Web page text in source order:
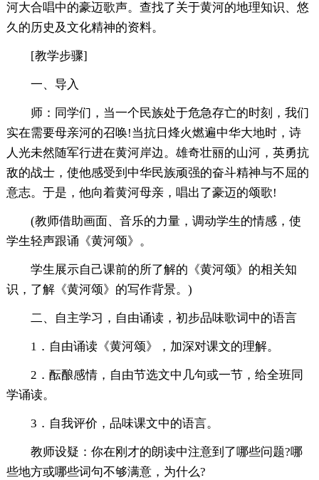
河大合唱中的豪迈歌声。查找了关于黄河的地理知识、悠
久的历史及文化精神的资料。
[教学步骤]
一、导入
师：同学们，当一个民族处于危急存亡的时刻，我们
实在需要母亲河的召唤!当抗日烽火燃遍中华大地时，诗
人光未然随军行进在黄河岸边。雄奇壮丽的山河，英勇抗
敌的战士，使他感受到中华民族顽强的奋斗精神与不屈的
意志。于是，他向着黄河母亲，唱出了豪迈的颂歌!
(教师借助画面、音乐的力量，调动学生的情感，使
学生轻声跟诵《黄河颂》。
学生展示自己课前的所了解的《黄河颂》的相关知
识，了解《黄河颂》的写作背景。)
二、自主学习，自由诵读，初步品味歌词中的语言
1．自由诵读《黄河颂》，加深对课文的理解。
2．酝酿感情，自由节选文中几句或一节，给全班同
学诵读。
3．自我评价，品味课文中的语言。
教师设疑：你在刚才的朗读中注意到了哪些问题?哪
些地方或哪些词句不够满意，为什么?